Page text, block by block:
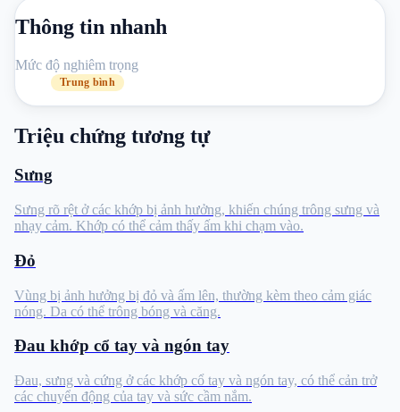
Thông tin nhanh
Mức độ nghiêm trọng
Trung bình
Triệu chứng tương tự
Sưng
Sưng rõ rệt ở các khớp bị ảnh hưởng, khiến chúng trông sưng và
nhạy cảm. Khớp có thể cảm thấy ấm khi chạm vào.
Đỏ
Vùng bị ảnh hưởng bị đỏ và ấm lên, thường kèm theo cảm giác
nóng. Da có thể trông bóng và căng.
Đau khớp cổ tay và ngón tay
Đau, sưng và cứng ở các khớp cổ tay và ngón tay, có thể cản trở
các chuyển động của tay và sức cầm nắm.